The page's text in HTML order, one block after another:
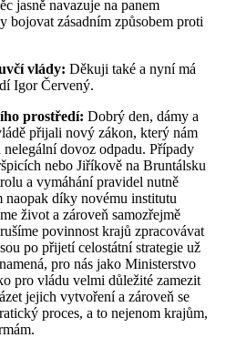
jasně navazuje na panem
bojovat zásadním způsobem proti
vlády: Děkuji také a nyní má
Igor Červený.
prostředí: Dobrý den, dámy a
přijali nový zákon, který nám
dovoz odpadu. Případy
nebo Jiříkově na Bruntálsku
a vymáhání pravidel nutně
díky novému institutu
život a zároveň samozřejmě
povinnost krajů zpracovávat
po přijetí celostátní strategie už
pro nás jako Ministerstvo
pro vládu velmi důležité zamezit
jejich vytvoření a zároveň se
proces, a to nejenom krajům,